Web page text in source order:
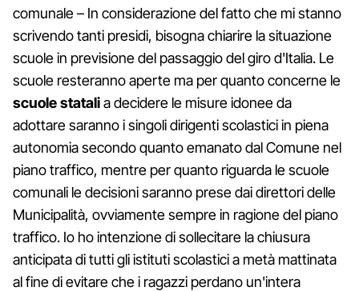
comunale – In considerazione del fatto che mi stanno
scrivendo tanti presidi, bisogna chiarire la situazione
scuole in previsione del passaggio del giro d'Italia. Le
scuole resteranno aperte ma per quanto concerne le
scuole statalia decidere le misure idonee da
adottare saranno i singoli dirigenti scolastici in piena
autonomia secondo quanto emanato dal Comune nel
piano traffico, mentre per quanto riguarda le scuole
comunali le decisioni saranno prese dai direttori delle
Municipalità, ovviamente sempre in ragione del piano
traffico. Io ho intenzione di sollecitare la chiusura
anticipata di tutti gli istituti scolastici a metà mattinata
al fine di evitare che i ragazzi perdano un'intera